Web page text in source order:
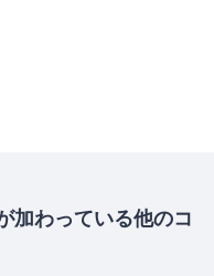
加わっている他のコ